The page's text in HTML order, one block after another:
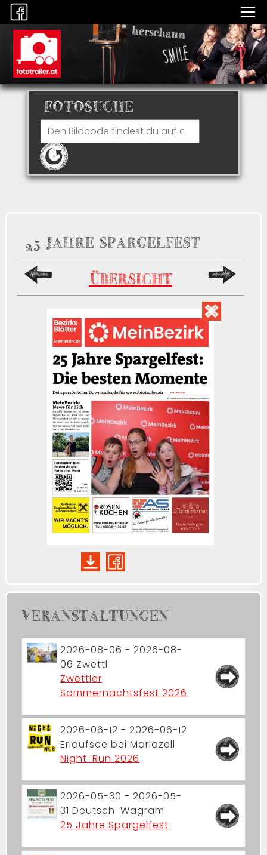
FOTOSUCHE
25 JAHRE SPARGELFEST
ÜBERSICHT
VERANSTALTUNGEN
2026-08-06 - 2026-08-
06 Zwettl
Zwettler
Sommernachtsfest 2026
2026-06-12 - 2026-06-12
Erlaufsee bei Mariazell
Night-Run 2026
2026-05-30 - 2026-05-
31 Deutsch-Wagram
25 Jahre Spargelfest